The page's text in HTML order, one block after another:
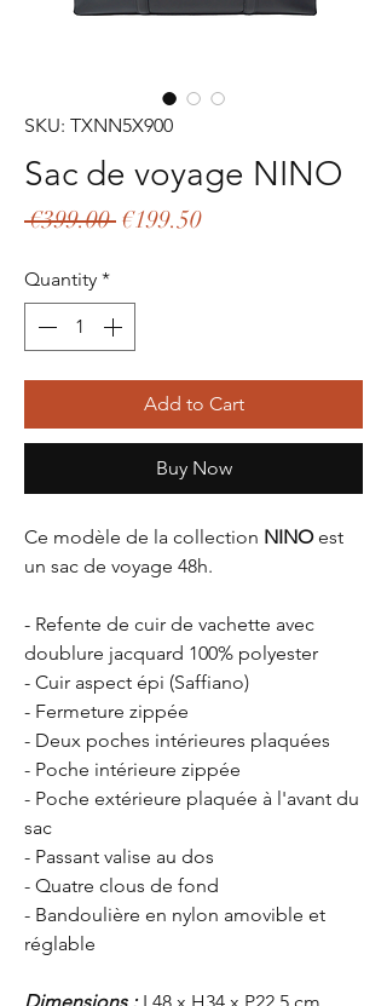
SKU: TXNN5X900
Sac de voyage NINO
€399.00 Regular
€199.50Sale
Quantity *
Add to Cart
Buy Now
Ce modèle de la collection NINOest
un sac de voyage 48h.
- Refente de cuir de vachette avec
doublure jacquard 100% polyester
- Cuir aspect épi (Saffiano)
- Fermeture zippée
- Deux poches intérieures plaquées
- Poche intérieure zippée
- Poche extérieure plaquée à l'avant du
sac
- Passant valise au dos
- Quatre clous de fond
- Bandoulière en nylon amovible et
réglable